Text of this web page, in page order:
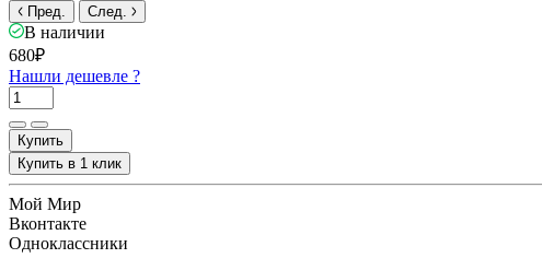
Пред. След.
В наличии
680₽
Нашли дешевле ?
Купить
Купить в 1 клик
Мой Мир
Вконтакте
Одноклассники